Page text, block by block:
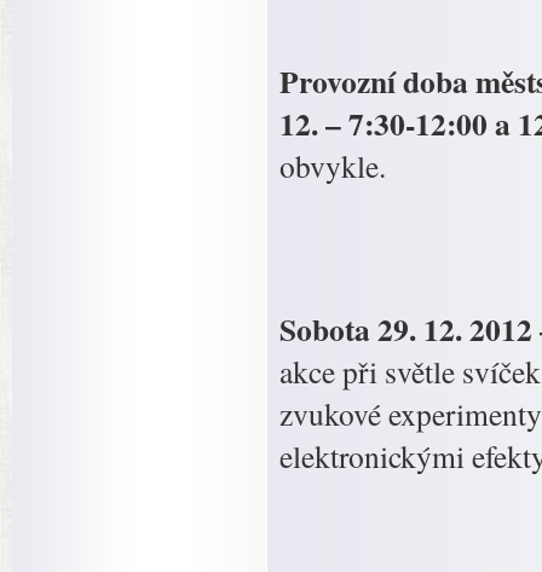
Provozní doba
12. – 7:30-12:00 a
obvykle.
Sobota 29. 12.
akce při světle
zvukové
elektronickými